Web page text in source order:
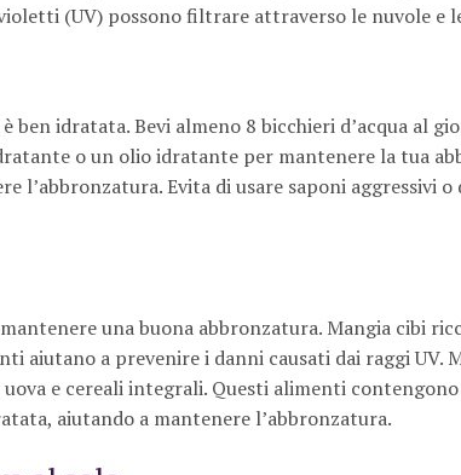
(UV) possono filtrare attraverso le nuvole e
ben idratata. Bevi almeno 8 bicchieri d’acqua al
o un olio idratante per mantenere la tua
l’abbronzatura. Evita di usare saponi aggressivi
una buona abbronzatura. Mangia cibi
aiutano a prevenire i danni causati dai raggi UV.
e cereali integrali. Questi alimenti
aiutando a mantenere l’abbronzatura.